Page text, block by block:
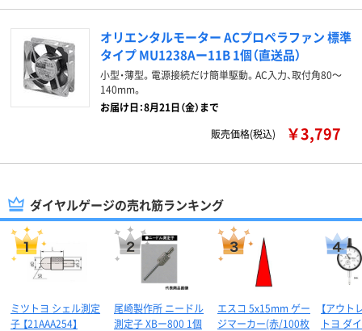
オリエンタルモーター ACプロペラファン 標準
タイプ MU1238Aー11B 1個（直送品）
小型・薄型。電源接続だけ簡単駆動。AC入力、取付角80～
140mm。
お届け日：8月21日（金）まで
販売価格(税込)
￥3,797
ダイヤルゲージの売れ筋ランキング
ミツトヨ シェル測定
子 【21AAA254】
尾崎製作所 ニードル
測定子 XBー800 1個
エスコ 5x15mm ゲー
ジマーカー(赤/100枚
【アウト
トヨ ダ